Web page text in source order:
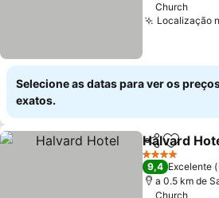
Church
Localização
Selecione as datas para ver os
exatos.
Partilhar
Halvard
4 Estrelas
9,4 Excelente
a 0.5 km de
Church